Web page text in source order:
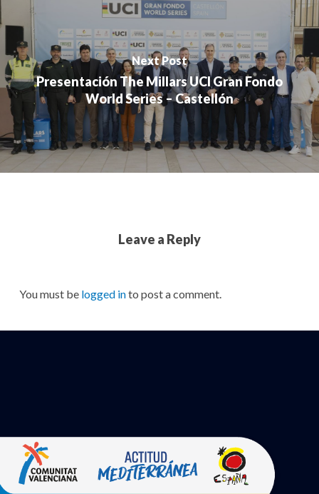
Next Post
Presentación The Millars UCI Gran Fondo
World Series – Castellón
Leave a Reply
You must be logged into post a comment.